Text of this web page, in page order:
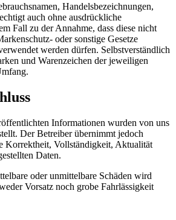
Handelsbezeichnungen,
auch ohne ausdrückliche
Fall zu der Annahme, dass diese nicht
oder sonstige Gesetze
werden dürfen. Selbstverständlich
und Warenzeichen der jeweiligen
Informationen wurden von uns
Der Betreiber übernimmt jedoch
Korrektheit, Vollständigkeit, Aktualität
Daten.
oder unmittelbare Schäden wird
Vorsatz noch grobe Fahrlässigkeit